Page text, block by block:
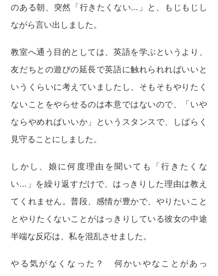
のある朝、突然「行きたくない...」と、もじもじし
ながら言い出しました。
教室へ通う目的としては、英語を学ぶというより、
友だちとの遊びの延長で英語に触れられればいいと
いうくらいに考えていましたし、そもそもやりたく
ないことをやらせるのは本意ではないので、「いや
ならやめればいいか」というスタンスで、しばらく
見守ることにしました。
しかし、娘に何度理由を聞いても「行きたくな
い...」を繰り返すだけで、はっきりした理由は教え
てくれません。普段、感情が豊かで、やりたいこと
とやりたくないことがはっきりしている彼女の中途
半端な反応は、私を混乱させました。
やる気がなくなった？ 何かいやなことがあっ